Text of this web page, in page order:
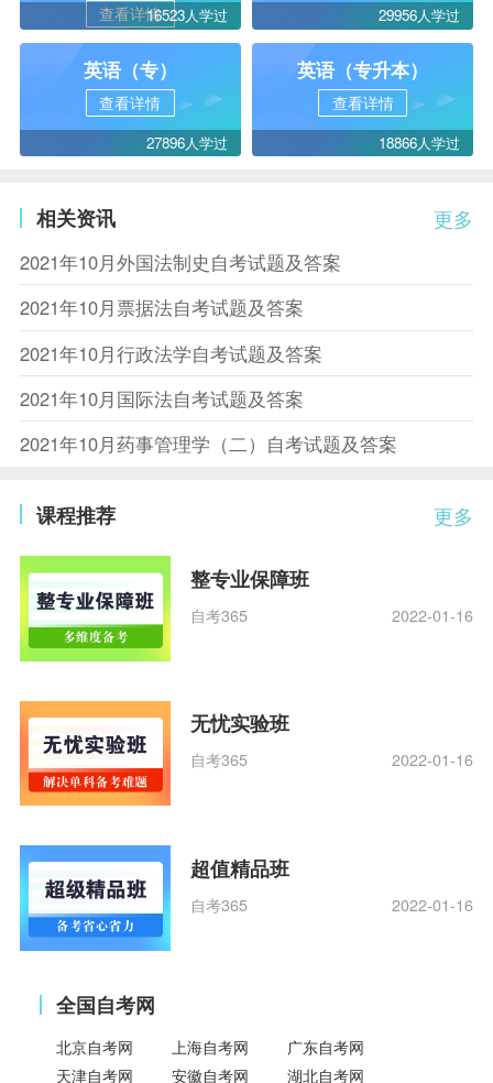
查看详情16523人学过 29956人学过
英语（专）
查看详情
27896人学过
英语（专升本）
查看详情
18866人学过
更多
相关资讯
2021年10月外国法制史自考试题及答案
2021年10月票据法自考试题及答案
2021年10月行政法学自考试题及答案
2021年10月国际法自考试题及答案
2021年10月药事管理学（二）自考试题及答案
更多
课程推荐
整专业保障班
自考365 2022-01-16
无忧实验班
自考365 2022-01-16
超值精品班
自考365 2022-01-16
全国自考网
北京自考网 上海自考网
广东自考网
天津自考网
安徽自考网 湖北自考网